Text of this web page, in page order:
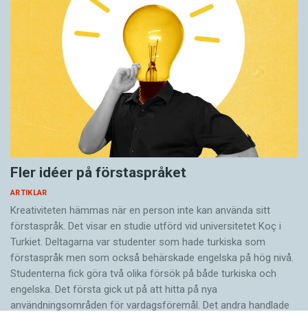
Fler idéer på förstaspråket
ARTIKLAR
Kreativiteten hämmas när en person inte kan använda sitt
förstaspråk. Det visar en studie utförd vid universitetet Koç i
Turkiet. Deltagarna var studenter som hade turkiska som
förstaspråk men som också behärskade engelska på hög nivå.
Studenterna fick göra två olika försök på både turkiska och
engelska. Det första gick ut på att hitta på nya
användningsområden för vardagsföremål. Det andra handlade